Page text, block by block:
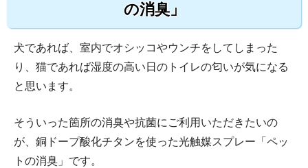
の消臭」
犬であれば、室内でオシッコやウンチをしてしまった
り、猫であれば湿度の高い日のトイレの匂いが気になる
と思います。
そういった箇所の消臭や抗菌にご利用いただきたいの
が、銅ドープ酸化チタンを使った光触媒スプレー「ペッ
トの消臭」です。